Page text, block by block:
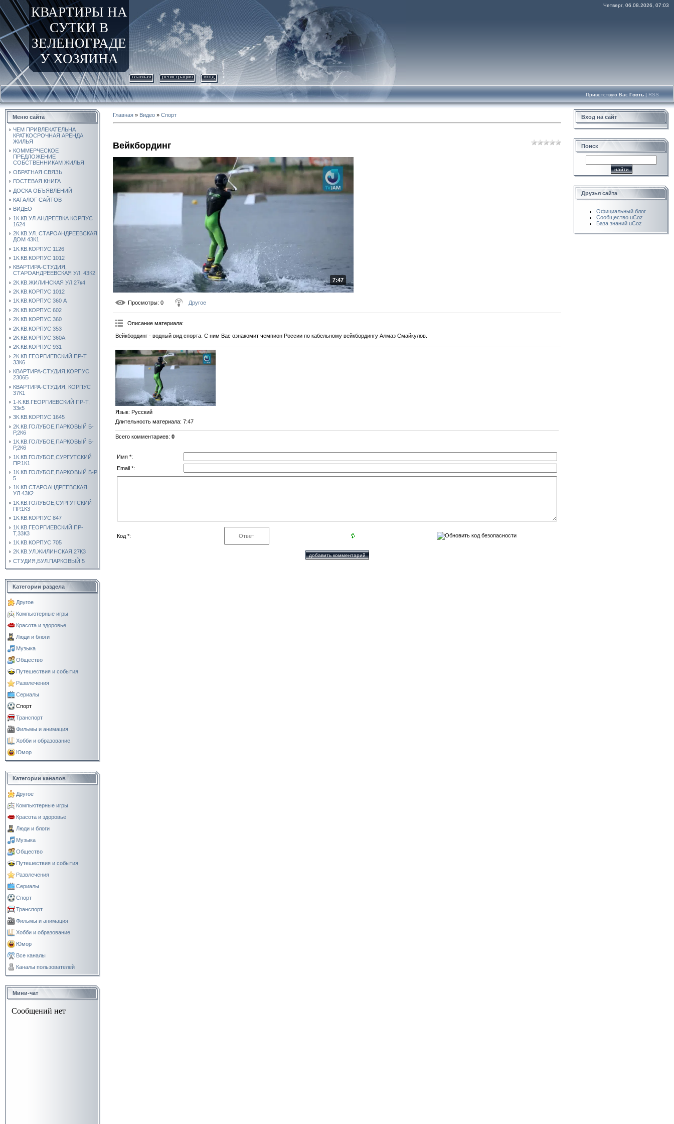
КВАРТИРЫ НА
СУТКИ В
ЗЕЛЕНОГРАДЕ
У ХОЗЯИНА
Четверг, 06.08.2026, 07:03
главная регистрация вход
Приветствую Вас Гость | RSS
Меню сайта
ЧЕМ ПРИВЛЕКАТЕЛЬНА
КРАТКОСРОЧНАЯ АРЕНДА
ЖИЛЬЯ
КОММЕРЧЕСКОЕ
ПРЕДЛОЖЕНИЕ
СОБСТВЕННИКАМ ЖИЛЬЯ
ОБРАТНАЯ СВЯЗЬ
ГОСТЕВАЯ КНИГА
ДОСКА ОБЪЯВЛЕНИЙ
КАТАЛОГ САЙТОВ
ВИДЕО
1К.КВ.УЛ.АНДРЕЕВКА КОРПУС
1624
2К.КВ.УЛ. СТАРОАНДРЕЕВСКАЯ
ДОМ 43К1
1К.КВ.КОРПУС 1126
1К.КВ.КОРПУС 1012
КВАРТИРА-СТУДИЯ,
СТАРОАНДРЕЕВСКАЯ УЛ. 43К2
2К.КВ.ЖИЛИНСКАЯ УЛ.27к4
2К.КВ.КОРПУС 1012
1К.КВ.КОРПУС 360 А
2К.КВ.КОРПУС 602
2К.КВ.КОРПУС 360
2К.КВ.КОРПУС 353
2К.КВ.КОРПУС 360А
2К.КВ.КОРПУС 931
2К.КВ.ГЕОРГИЕВСКИЙ ПР-Т
33К6
КВАРТИРА-СТУДИЯ,КОРПУС
2306Б
КВАРТИРА-СТУДИЯ, КОРПУС
37К1
1-К.КВ.ГЕОРГИЕВСКИЙ ПР-Т,
33к5
3К.КВ.КОРПУС 1645
2К.КВ.ГОЛУБОЕ,ПАРКОВЫЙ Б-
Р,2К6
1К.КВ.ГОЛУБОЕ,ПАРКОВЫЙ Б-
Р,2К6
1К.КВ.ГОЛУБОЕ,СУРГУТСКИЙ
ПР.1К1
1К.КВ.ГОЛУБОЕ,ПАРКОВЫЙ Б-Р.
5
1К.КВ.СТАРОАНДРЕЕВСКАЯ
УЛ.43К2
1К.КВ.ГОЛУБОЕ,СУРГУТСКИЙ
ПР.1К3
1К.КВ.КОРПУС 847
1К.КВ.ГЕОРГИЕВСКИЙ ПР-
Т,33К3
1К.КВ.КОРПУС 705
2К.КВ.УЛ.ЖИЛИНСКАЯ,27К3
СТУДИЯ,БУЛ.ПАРКОВЫЙ 5
Категории раздела
Другое
Компьютерные игры
Красота и здоровье
Люди и блоги
Музыка
Общество
Путешествия и события
Развлечения
Сериалы
Спорт
Транспорт
Фильмы и анимация
Хобби и образование
Юмор
Категории каналов
Другое
Компьютерные игры
Красота и здоровье
Люди и блоги
Музыка
Общество
Путешествия и события
Развлечения
Сериалы
Спорт
Транспорт
Фильмы и анимация
Хобби и образование
Юмор
Все каналы
Каналы пользователей
Мини-чат
Главная » Видео » Спорт
Вейкбординг
7:47
Просмотры: 0 Другое
Описание материала:
Вейкбординг - водный вид спорта. С ним Вас ознакомит чемпион России по кабельному вейкбордингу Алмаз Смайкулов.
Язык: Русский
Длительность материала: 7:47
Всего комментариев: 0
Имя *:
Email *:
Код *:
Вход на сайт
Поиск
Друзья сайта
Официальный блог
Сообщество uCoz
База знаний uCoz